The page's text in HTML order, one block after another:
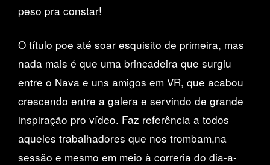
peso pra constar!
O título poe até soar esquisito de primeira, mas
nada mais é que uma brincadeira que surgiu
entre o Nava e uns amigos em VR, que acabou
crescendo entre a galera e servindo de grande
inspiração pro vídeo. Faz referência a todos
aqueles trabalhadores que nos trombam,na
sessão e mesmo em meio à correria do dia-a-